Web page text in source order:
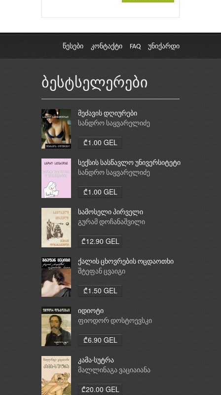
წესები კონტაქტი FAQ უნიქარდი
ბესტსელერები
მეძავის დღიურები
სანდრო საყვარელიძე
₾1.00 GEL
სექსის სასწავლო უნივერსიტეტი
სანდრო საყვარელიძე
₾1.00 GEL
სამოსელი პირველი
გურამ დოჩანაშვილი
₾12.90 GEL
ქალის ცხოვრების ოცდაოთხი
საათი
შტეფან ცვაიგი
₾1.50 GEL
იდიოტი
ფიოდორ დოსტოევსკი
₾6.90 GEL
კამა-სუტრა
მალლინაგა ვაციაიანა
₾20.00 GEL